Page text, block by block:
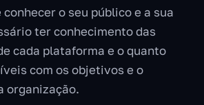
conhecer o seu público e a sua
ter conhecimento das
cada plataforma e o quanto
com os objetivos e o
organização.